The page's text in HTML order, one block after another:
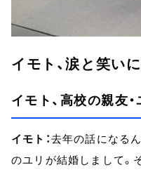
イモト、涙と笑い
イモト、高校の親友
イモト：去年の話になる
のユリが結婚しまして。